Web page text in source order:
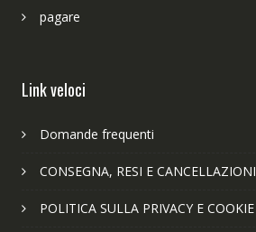
pagare
Link veloci
Domande frequenti
CONSEGNA, RESI E CANCELLAZIONI
POLITICA SULLA PRIVACY E COOKIE